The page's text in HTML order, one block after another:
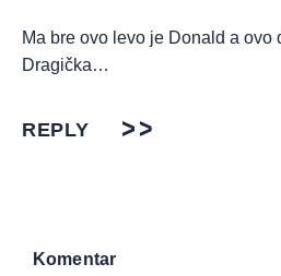
Ma bre ovo levo je Donald a ovo
Dragička…
REPLY
Komentar